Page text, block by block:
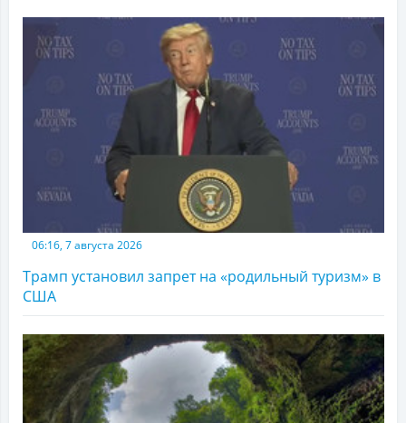
06:16, 7 августа 2026
Трамп установил запрет на «родильный туризм» в
США